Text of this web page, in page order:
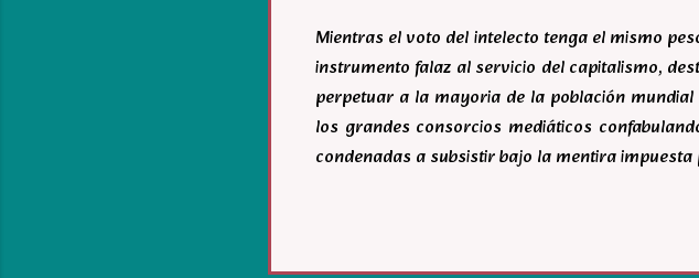
Mientras el voto del intelecto tenga el mismo
instrumento falaz al servicio del capitalismo,
perpetuar a la mayoria de la población
los grandes consorcios mediáticos
condenadas a subsistir bajo la mentira